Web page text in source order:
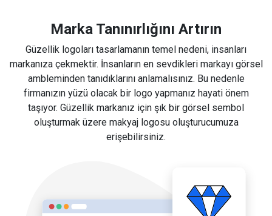
Marka Tanınırlığını Artırın
Güzellik logoları tasarlamanın temel nedeni, insanları
markanıza çekmektir. İnsanların en sevdikleri markayı görsel
ambleminden tanıdıklarını anlamalısınız. Bu nedenle
firmanızın yüzü olacak bir logo yapmanız hayati önem
taşıyor. Güzellik markanız için şık bir görsel sembol
oluşturmak üzere makyaj logosu oluşturucumuza
erişebilirsiniz.